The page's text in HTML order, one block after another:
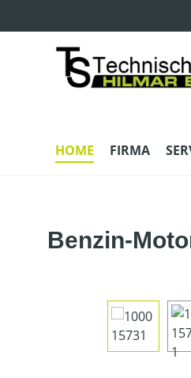
HOME FIRMA
Benzin-
Bildergalerie